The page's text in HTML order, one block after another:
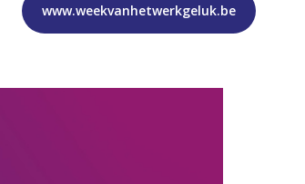
www.weekvanhetwerkgeluk.be